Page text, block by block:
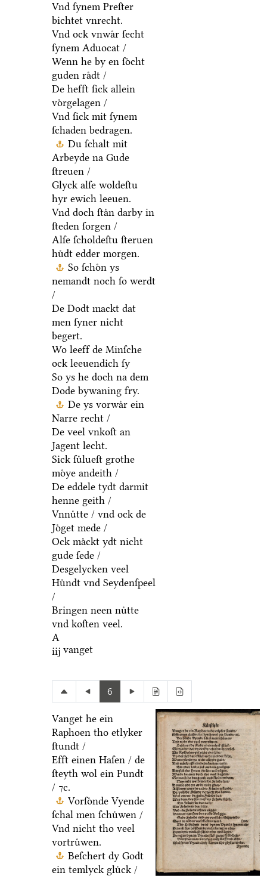
Vnd ſynem Preſter
bichtet vnrecht.
Vnd ock vnwaͤr ſecht
ſynem Aduocat /
Wenn he by en ſoͤcht
guden raͤdt /
De hefft ſick allein
voͤrgelagen /
Vnd ſick mit ſynem
ſchaden bedragen.
Du ſchalt mit
Arbeyde na Gude
ſtreuen /
Glyck alſe woldeſtu
hyr ewich leeuen.
Vnd doch ſtaͤn darby in
ſteden ſorgen /
Alſe ſcholdeſtu ſteruen
huͤdt edder morgen.
So ſchoͤn ys
nemandt noch ſo werdt
/
De Dodt mackt dat
men ſyner nicht
begert.
Wo leeff de Minſche
ock leeuendich ſy
So ys he doch na dem
Dode bywaning fry.
De ys vorwaͤr ein
Narre recht /
De veel vnkoſt an
Jagent lecht.
Sick ſuͤlueſt grothe
moͤye andeith /
De eddele tydt darmit
henne geith /
Vnnuͤtte / vnd ock de
Joͤget mede /
Ock maͤckt ydt nicht
gude ſede /
Desgelycken veel
Huͤndt vnd Seydenſpeel
/
Bringen neen nuͤtte
vnd koſten veel.
A
iij vanget
6
Vanget he ein
Raphoen tho etlyker
ſtundt /
Efft einen Haſen / de
ſteyth wol ein Pundt
/ ⁊c.
Vorſoͤnde Vyende
ſchal men ſchuͤwen /
Vnd nicht tho veel
vortruͤwen.
Beſchert dy Godt
ein temlyck gluͤck /